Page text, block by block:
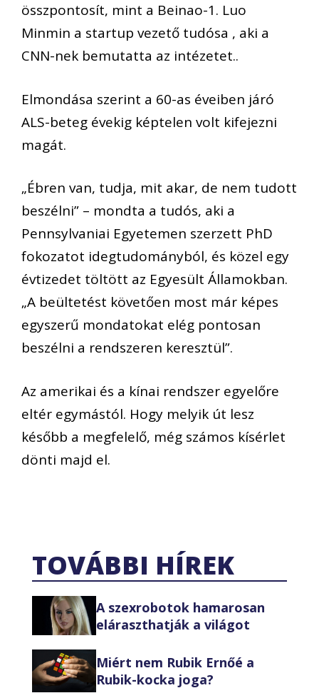
összpontosít, mint a Beinao-1. Luo
Minmin a startup vezető tudósa , aki a
CNN-nek bemutatta az intézetet..
Elmondása szerint a 60-as éveiben járó
ALS-beteg évekig képtelen volt kifejezni
magát.
„Ébren van, tudja, mit akar, de nem tudott
beszélni” – mondta a tudós, aki a
Pennsylvaniai Egyetemen szerzett PhD
fokozatot idegtudományból, és közel egy
évtizedet töltött az Egyesült Államokban.
„A beültetést követően most már képes
egyszerű mondatokat elég pontosan
beszélni a rendszeren keresztül”.
Az amerikai és a kínai rendszer egyelőre
eltér egymástól. Hogy melyik út lesz
később a megfelelő, még számos kísérlet
dönti majd el.
TOVÁBBI HÍREK
A szexrobotok hamarosan
eláraszthatják a világot
Miért nem Rubik Ernőé a
Rubik-kocka joga?